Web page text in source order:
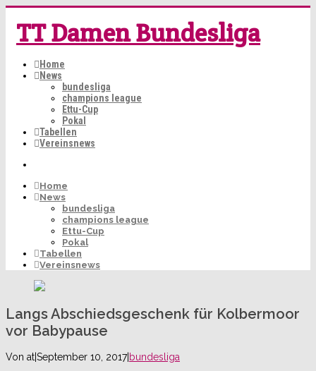
TT Damen Bundesliga
Home
News
bundesliga
champions league
Ettu-Cup
Pokal
Tabellen
Vereinsnews
Home
News
bundesliga
champions league
Ettu-Cup
Pokal
Tabellen
Vereinsnews
Langs Abschiedsgeschenk für Kolbermoor
vor Babypause
Von at|September 10, 2017|bundesliga